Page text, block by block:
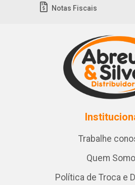
Notas Fiscais
Trabalhe
Quem
Política de Troca e